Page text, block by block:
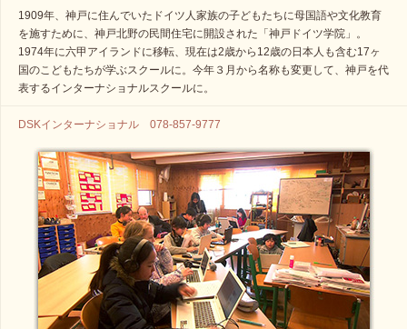
1909年、神戸に住んでいたドイツ人家族の子どもたちに母国語や文化教育
を施すために、神戸北野の民間住宅に開設された「神戸ドイツ学院」。
1974年に六甲アイランドに移転、現在は2歳から12歳の日本人も含む17ヶ
国のこどもたちが学ぶスクールに。今年３月から名称も変更して、神戸を代
表するインターナショナルスクールに。
DSKインターナショナル 078-857-9777